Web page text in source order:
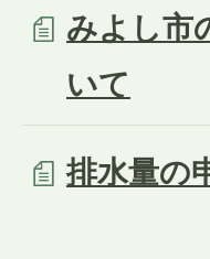
みよし市
いて
排水量の